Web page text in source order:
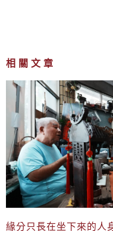
相關文章
緣分只長在坐下來的人